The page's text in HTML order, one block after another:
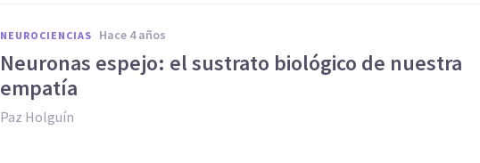
NEUROCIENCIAS hace 4 años
Neuronas espejo: el sustrato biológico de nuestra
empatía
Paz Holguín